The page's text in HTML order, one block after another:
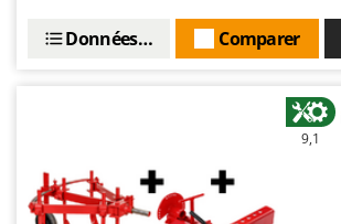
Comparer
Données techniques
9,1